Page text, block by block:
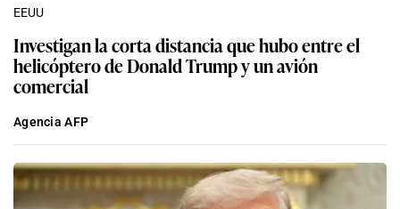
EEUU
Investigan la corta distancia que hubo entre el
helicóptero de Donald Trump y un avión
comercial
Agencia AFP